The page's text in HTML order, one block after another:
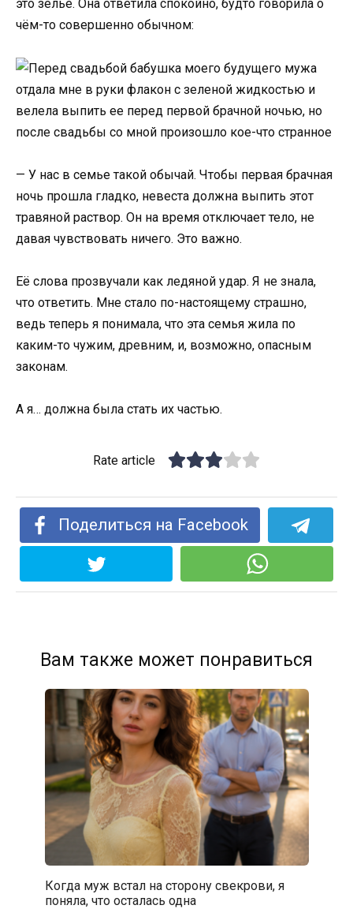
это зелье. Она ответила спокойно, будто говорила о
чём-то совершенно обычном:
— У нас в семье такой обычай. Чтобы первая брачная
ночь прошла гладко, невеста должна выпить этот
травяной раствор. Он на время отключает тело, не
давая чувствовать ничего. Это важно.
Её слова прозвучали как ледяной удар. Я не знала,
что ответить. Мне стало по-настоящему страшно,
ведь теперь я понимала, что эта семья жила по
каким-то чужим, древним, и, возможно, опасным
законам.
А я… должна была стать их частью.
Rate article
Поделиться на Facebook
Вам также может понравиться
Когда муж встал на сторону свекрови, я
поняла, что осталась одна